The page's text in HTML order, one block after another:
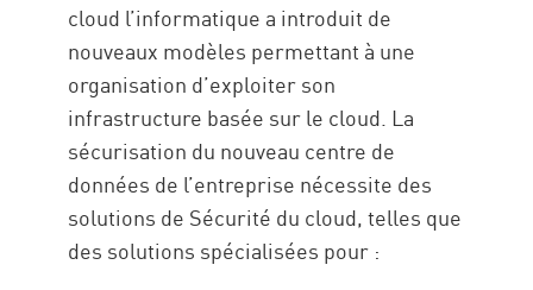
cloud l’informatique a introduit de
nouveaux modèles permettant à une
organisation d’exploiter son
infrastructure basée sur le cloud. La
sécurisation du nouveau centre de
données de l’entreprise nécessite des
solutions de Sécurité du cloud, telles que
des solutions spécialisées pour :